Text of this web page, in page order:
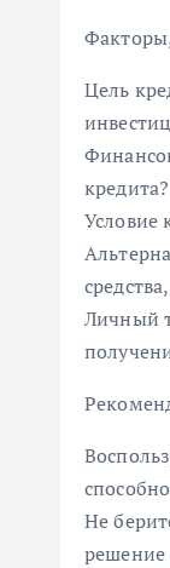
Цель
кредита?
Условие
Личный
Не
решение